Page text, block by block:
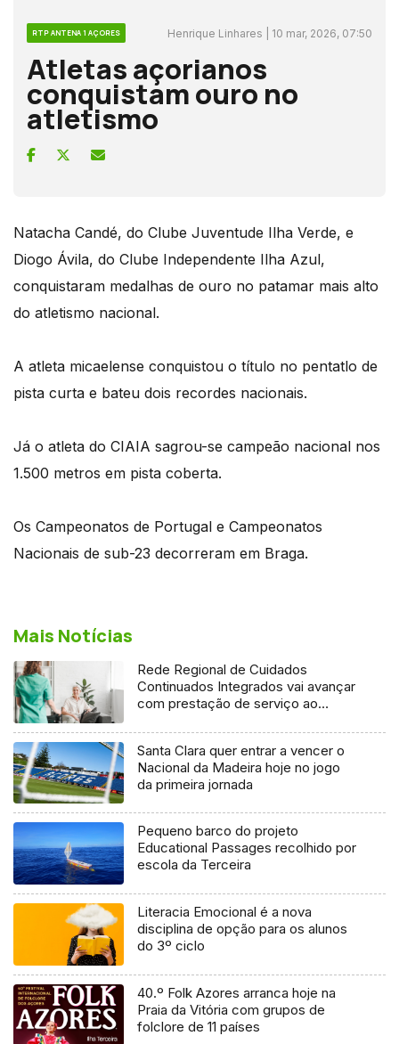
RTP ANTENA 1 AÇORES Henrique Linhares | 10 mar, 2026, 07:50
Atletas açorianos
conquistam ouro no
atletismo
Natacha Candé, do Clube Juventude Ilha Verde, e
Diogo Ávila, do Clube Independente Ilha Azul,
conquistaram medalhas de ouro no patamar mais alto
do atletismo nacional.
A atleta micaelense conquistou o título no pentatlo de
pista curta e bateu dois recordes nacionais.
Já o atleta do CIAIA sagrou-se campeão nacional nos
1.500 metros em pista coberta.
Os Campeonatos de Portugal e Campeonatos
Nacionais de sub-23 decorreram em Braga.
Mais Notícias
Rede Regional de Cuidados
Continuados Integrados vai avançar
com prestação de serviço ao
Santa Clara quer entrar a vencer o
Nacional da Madeira hoje no jogo
da primeira jornada
Pequeno barco do projeto
Educational Passages recolhido por
escola da Terceira
Literacia Emocional é a nova
disciplina de opção para os alunos
do 3º ciclo
40.º Folk Azores arranca hoje na
Praia da Vitória com grupos de
folclore de 11 países